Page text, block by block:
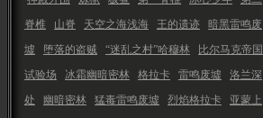
脊椎
山脊 天空之海浅海 王的遗迹
暗黑雷鸣废
墟
堕落的盗贼 “迷乱之村”哈穆林
比尔马克帝国
试验场
冰霜幽暗密林 格拉卡 雷鸣废墟
洛兰深
处
幽暗密林 猛毒雷鸣废墟 烈焰格拉卡
亚蒙上